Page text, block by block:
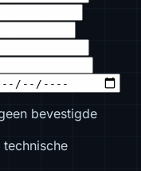
bevestigde